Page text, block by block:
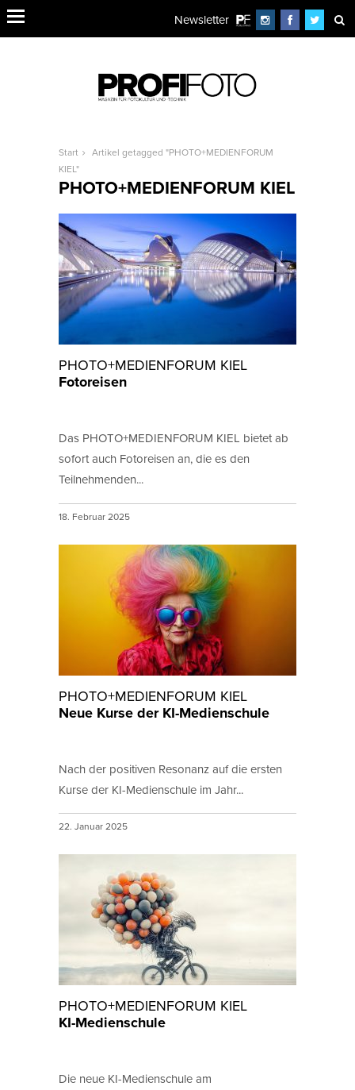
Newsletter
Start
Artikel getagged "PHOTO+MEDIENFORUM
KIEL"
PHOTO+MEDIENFORUM KIEL
PHOTO+MEDIENFORUM KIEL
Fotoreisen
Das PHOTO+MEDIENFORUM KIEL bietet ab
sofort auch Fotoreisen an, die es den
Teilnehmenden...
18. Februar 2025
PHOTO+MEDIENFORUM KIEL
Neue Kurse der KI-Medienschule
Nach der positiven Resonanz auf die ersten
Kurse der KI-Medienschule im Jahr...
22. Januar 2025
PHOTO+MEDIENFORUM KIEL
KI-Medienschule
Die neue KI-Medienschule am